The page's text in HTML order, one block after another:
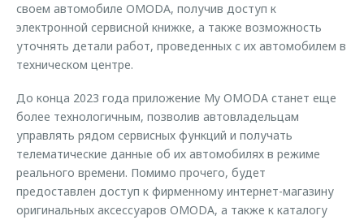
своем автомобиле OMODA, получив доступ к
электронной сервисной книжке, а также возможность
уточнять детали работ, проведенных с их автомобилем в
техническом центре.
До конца 2023 года приложение My OMODA станет еще
более технологичным, позволив автовладельцам
управлять рядом сервисных функций и получать
телематические данные об их автомобилях в режиме
реального времени. Помимо прочего, будет
предоставлен доступ к фирменному интернет-магазину
оригинальных аксессуаров OMODA, а также к каталогу